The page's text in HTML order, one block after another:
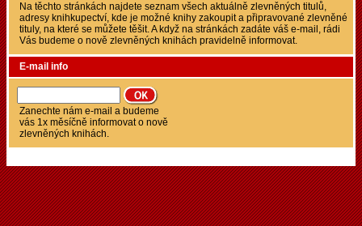
Na těchto stránkách najdete seznam všech aktuálně zlevněných titulů,
adresy knihkupectví, kde je možné knihy zakoupit a připravované zlevněné
tituly, na které se můžete těšit. A když na stránkách zadáte váš e-mail, rádi
Vás budeme o nově zlevněných knihách pravidelně informovat.
E-mail info
Zanechte nám e-mail a budeme
vás 1x měsíčně informovat o nově
zlevněných knihách.